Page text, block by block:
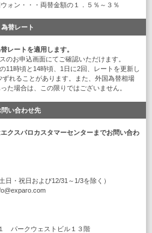
ォン・・・両替金額の１．５％～３％
為替レート
レートを適用します。
お申込画面にてご確認いただけます。
11時頃と14時頃、1日に2回、レートを更新し
れることがあります。また、外国為替相場
た場合は、この限りではございません。
問い合わせ先
クスパロカスタマーセンターまでお問い合わ
日・祝日および12/31～1/3を除く）
パークウェストビル１３階